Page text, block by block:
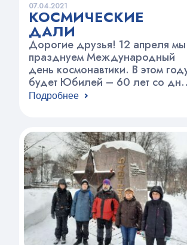
07.04.2021
КОСМИЧЕСКИЕ
ДАЛИ
Дорогие друзья! 12 апреля мы
празднуем Международный
день космонавтики. В этом
будет Юбилей – 60 лет со дня
первого полёта человека в
принять участие в конкурсе
рисунков “Космические дали”,
приуроченный к первому
в космическое пространство
Юрия Алексеевича Гагарина,
который состоялся в 1961 году.
Работы на…
Подробнее